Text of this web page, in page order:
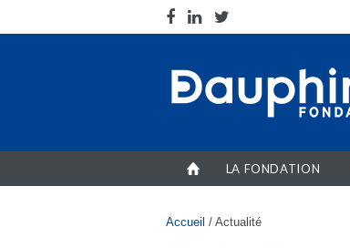
LA FONDATION
Vous êtes ici
Accueil / Actualité